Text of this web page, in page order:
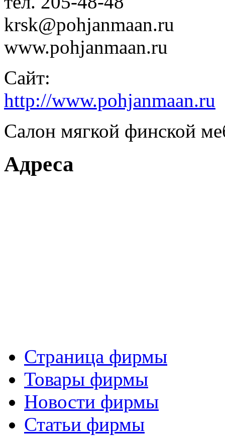
krsk@pohjanmaan.ru
www.pohjanmaan.ru
Сайт:
http://www.pohjanmaan.ru
Салон мягкой финской
Адреса
Страница фирмы
Товары фирмы
Новости фирмы
Статьи фирмы